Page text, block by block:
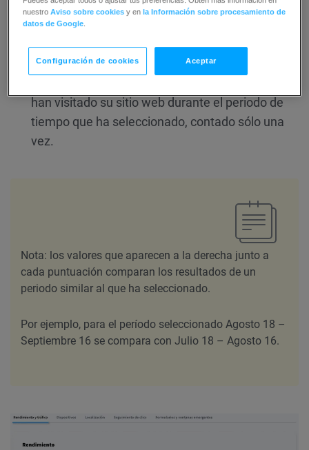
iniciadas en su sitio. Cada sesión dura 30
minutos. Si un visitante abre más de una página
dentro de una sesión, sigue contando como la
misma visita.
han visitado su sitio web durante el periodo de
tiempo que ha seleccionado, contado sólo una
vez.
Nota: los valores que aparecen a la derecha junto a
cada puntuación comparan los resultados de un
periodo similar al que ha seleccionado.
Por ejemplo, para el período seleccionado Agosto 18 –
Septiembre 16 se compara con Julio 18 – Agosto 16.
nuestroAviso sobre cookies y enla Información sobre procesamiento de
datos de Google
Configuración de cookies Aceptar